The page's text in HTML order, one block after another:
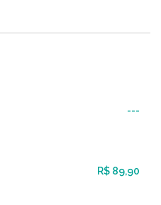
---
R$ 89,90